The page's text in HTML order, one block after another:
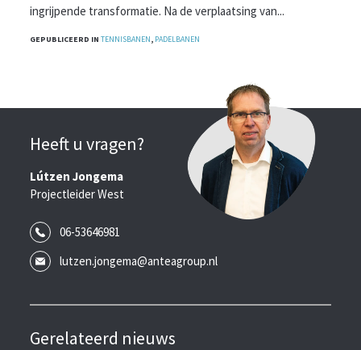
ingrijpende transformatie. Na de verplaatsing van...
GEPUBLICEERD IN TENNISBANEN, PADELBANEN
Heeft u vragen?
Lútzen Jongema
Projectleider West
06-53646981
lutzen.jongema@anteagroup.nl
Gerelateerd nieuws